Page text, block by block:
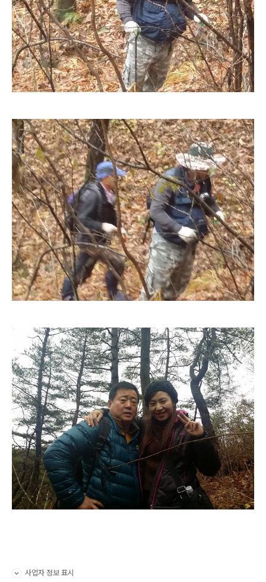
사업자 정보 표시